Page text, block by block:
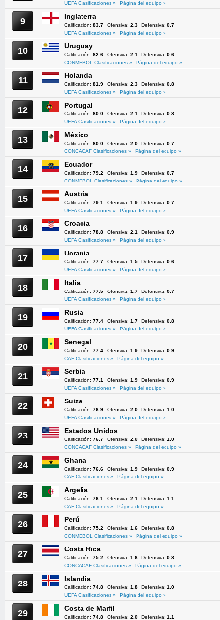
UEFA Clasificaciones »
Página del equipo »
9 Inglaterra
Calificación: 83.7 Ofensiva: 2.3 Defensiva: 0.7
UEFA Clasificaciones »
Página del equipo »
10 Uruguay
Calificación: 82.6 Ofensiva: 2.1 Defensiva: 0.6
CONMEBOL Clasificaciones »
Página del equipo »
11 Holanda
Calificación: 81.9 Ofensiva: 2.3 Defensiva: 0.8
UEFA Clasificaciones »
Página del equipo »
12 Portugal
Calificación: 80.0 Ofensiva: 2.1 Defensiva: 0.8
UEFA Clasificaciones »
Página del equipo »
13 México
Calificación: 80.0 Ofensiva: 2.0 Defensiva: 0.7
CONCACAF Clasificaciones »
Página del equipo »
14 Ecuador
Calificación: 79.2 Ofensiva: 1.9 Defensiva: 0.7
CONMEBOL Clasificaciones »
Página del equipo »
15 Austria
Calificación: 79.1 Ofensiva: 1.9 Defensiva: 0.7
UEFA Clasificaciones »
Página del equipo »
16 Croacia
Calificación: 78.8 Ofensiva: 2.1 Defensiva: 0.9
UEFA Clasificaciones »
Página del equipo »
17 Ucrania
Calificación: 77.7 Ofensiva: 1.5 Defensiva: 0.6
UEFA Clasificaciones »
Página del equipo »
18 Italia
Calificación: 77.5 Ofensiva: 1.7 Defensiva: 0.7
UEFA Clasificaciones »
Página del equipo »
19 Rusia
Calificación: 77.4 Ofensiva: 1.7 Defensiva: 0.8
UEFA Clasificaciones »
Página del equipo »
20 Senegal
Calificación: 77.4 Ofensiva: 1.9 Defensiva: 0.9
CAF Clasificaciones »
Página del equipo »
21 Serbia
Calificación: 77.1 Ofensiva: 1.9 Defensiva: 0.9
UEFA Clasificaciones »
Página del equipo »
22 Suiza
Calificación: 76.9 Ofensiva: 2.0 Defensiva: 1.0
UEFA Clasificaciones »
Página del equipo »
23 Estados Unidos
Calificación: 76.7 Ofensiva: 2.0 Defensiva: 1.0
CONCACAF Clasificaciones »
Página del equipo »
24 Ghana
Calificación: 76.6 Ofensiva: 1.9 Defensiva: 0.9
CAF Clasificaciones »
Página del equipo »
25 Argelia
Calificación: 76.1 Ofensiva: 2.1 Defensiva: 1.1
CAF Clasificaciones »
Página del equipo »
26 Perú
Calificación: 75.2 Ofensiva: 1.6 Defensiva: 0.8
CONMEBOL Clasificaciones »
Página del equipo »
27 Costa Rica
Calificación: 75.2 Ofensiva: 1.6 Defensiva: 0.8
CONCACAF Clasificaciones »
Página del equipo »
28 Islandia
Calificación: 74.8 Ofensiva: 1.8 Defensiva: 1.0
UEFA Clasificaciones »
Página del equipo »
29 Costa de Marfil
Calificación: 74.8 Ofensiva: 2.0 Defensiva: 1.1